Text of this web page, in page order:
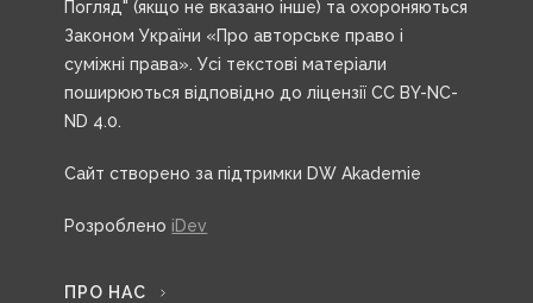
Погляд" (якщо не вказано інше) та охороняються
Законом України «Про авторське право і
суміжні права». Усі текстові матеріали
поширюються відповідно до ліцензії CC BY-NC-
ND 4.0.
Сайт створено за підтримки DW Akademie
Розроблено iDev
ПРО НАС